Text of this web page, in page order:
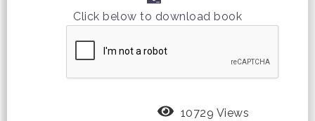
Click below to download book
10729 Views